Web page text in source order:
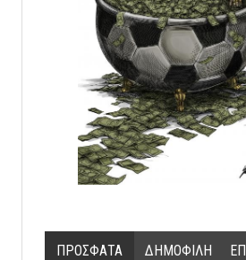
ΠΡΟΣΦΑΤΑ ΔΗΜΟΦΙΛΗ